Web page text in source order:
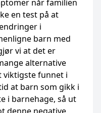
når familien
en test på at
i
barn med
vi at det er
alternative
funnet i
at barn som gikk i
i barnehage, så ut
denne negative